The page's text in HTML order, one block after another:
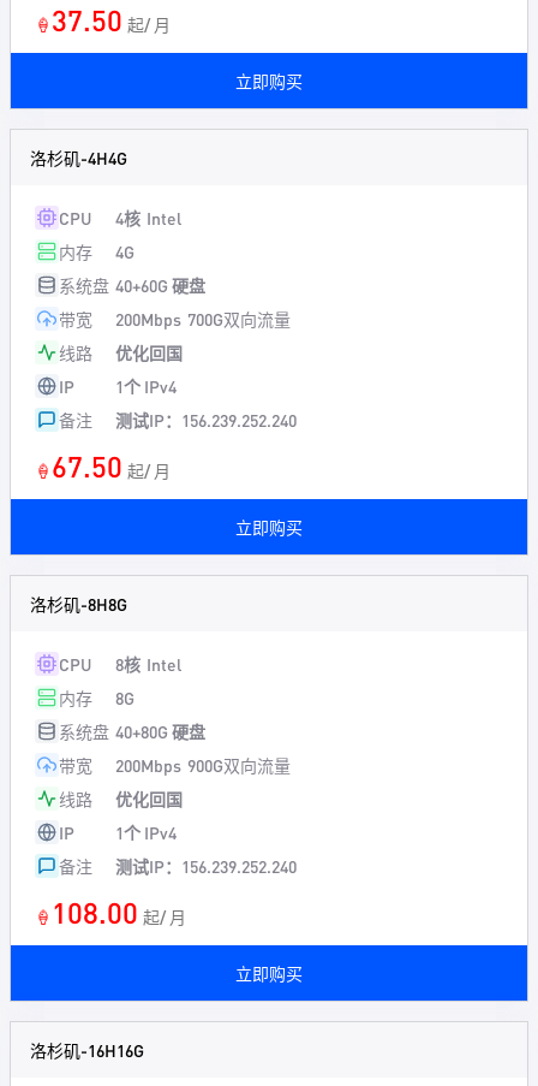
🍦 37.50 起/ 月
立即购买
洛杉矶-4H4G
CPU 4核 Intel
内存
4G
系统盘 40+60G 硬盘
带宽
200Mbps 700G双向流量
线路
优化回国
IP
1个 IPv4
备注
测试IP：156.239.252.240
🍦 67.50 起/ 月
立即购买
洛杉矶-8H8G
CPU 8核 Intel
内存
8G
系统盘 40+80G 硬盘
带宽
200Mbps 900G双向流量
线路
优化回国
IP
1个 IPv4
备注
测试IP：156.239.252.240
🍦 108.00 起/ 月
立即购买
洛杉矶-16H16G